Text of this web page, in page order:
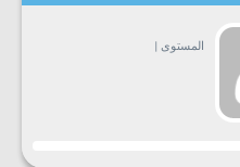
المستوى |